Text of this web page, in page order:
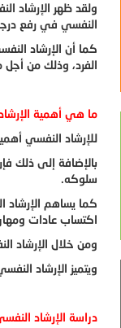
ولقد ظهر الإرشاد
النفسي في رفع
كما أن الإرشاد
الفرد، وذلك من أجل
ما هي أهمية
للإرشاد النفسي
بالإضافة إلى ذلك
سلوكه.
كما يساهم الإرشاد
اكتساب عادات
ومن خلال الإرشاد
ويتميز الإرشاد
دراسة الإرشاد